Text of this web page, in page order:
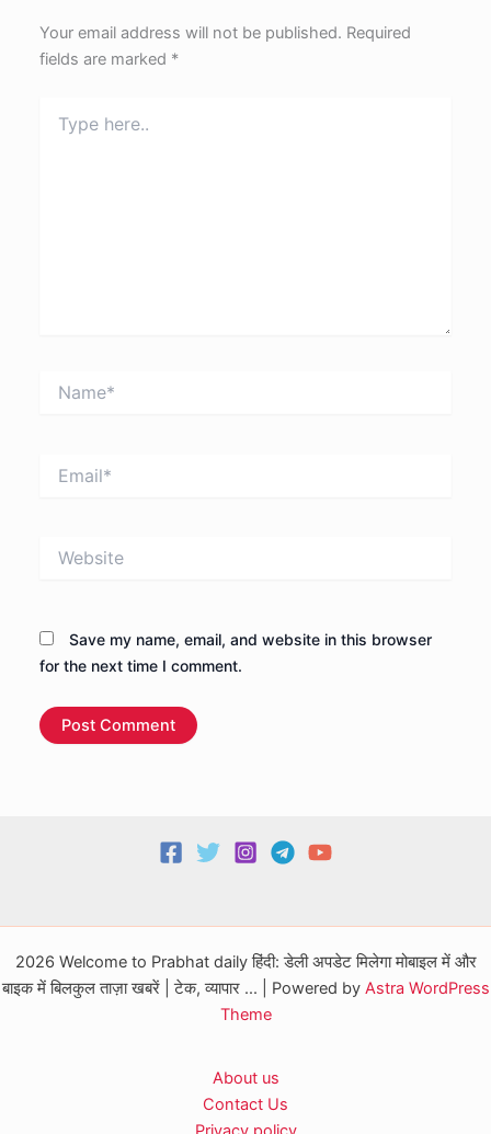
Your email address will not be published. Required
fields are marked *
here..
Save my name, email, and website in this browser
for the next time I comment.
2026 Welcome to Prabhat daily हिंदी: डेली अपडेट मिलेगा मोबाइल में और
बाइक में बिलकुल ताज़ा खबरें | टेक, व्यापार ... | Powered by Astra WordPress
Theme
About us
Contact Us